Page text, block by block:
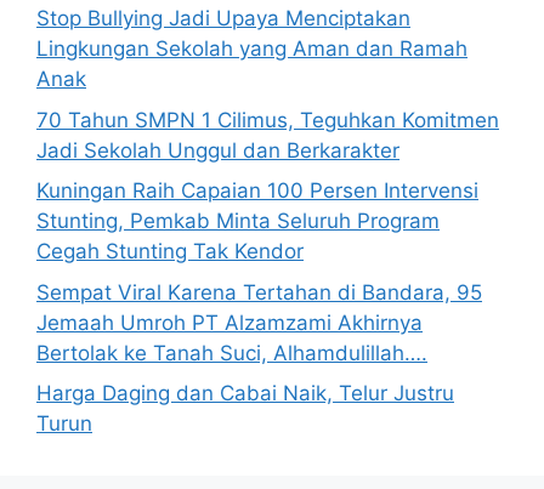
Stop Bullying Jadi Upaya Menciptakan
Lingkungan Sekolah yang Aman dan Ramah
Anak
70 Tahun SMPN 1 Cilimus, Teguhkan Komitmen
Jadi Sekolah Unggul dan Berkarakter
Kuningan Raih Capaian 100 Persen Intervensi
Stunting, Pemkab Minta Seluruh Program
Cegah Stunting Tak Kendor
Sempat Viral Karena Tertahan di Bandara, 95
Jemaah Umroh PT Alzamzami Akhirnya
Bertolak ke Tanah Suci, Alhamdulillah….
Harga Daging dan Cabai Naik, Telur Justru
Turun